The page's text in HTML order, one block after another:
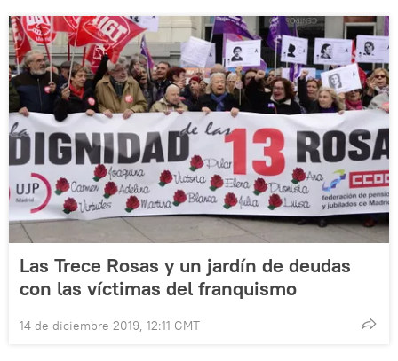
Las Trece Rosas y un jardín de deudas
con las víctimas del franquismo
14 de diciembre 2019, 12:11 GMT